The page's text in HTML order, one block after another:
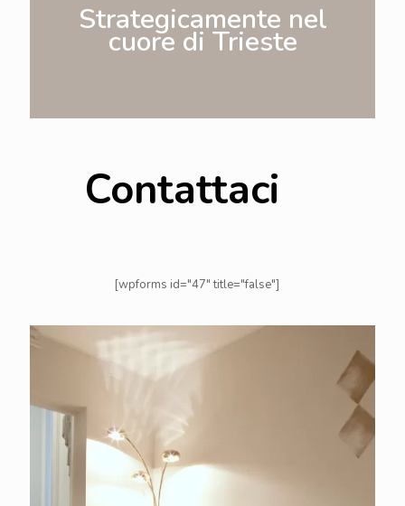
Strategicamente nel
cuore di Trieste
Contattaci
[wpforms id="47" title="false"]